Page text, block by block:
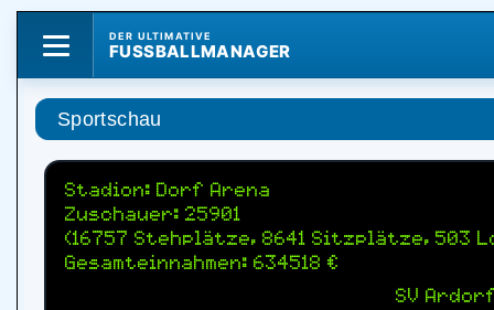
DER ULTIMATIVE
FUSSBALLMANAGER
Sportschau
Stadion: Dorf Arena
Zuschauer: 25901
(16757 Stehplätze, 8641 Sitzplätze, 503
Gesamteinnahmen: 634518 €
SV